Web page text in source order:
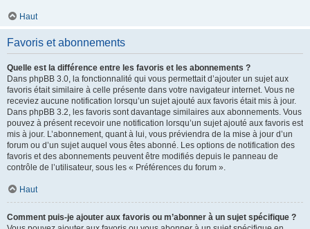
Haut
Favoris et abonnements
Quelle est la différence entre les favoris et les abonnements ?
Dans phpBB 3.0, la fonctionnalité qui vous permettait d’ajouter un sujet aux
favoris était similaire à celle présente dans votre navigateur internet. Vous ne
receviez aucune notification lorsqu’un sujet ajouté aux favoris était mis à jour.
Dans phpBB 3.2, les favoris sont davantage similaires aux abonnements. Vous
pouvez à présent recevoir une notification lorsqu’un sujet ajouté aux favoris est
mis à jour. L’abonnement, quant à lui, vous préviendra de la mise à jour d’un
forum ou d’un sujet auquel vous êtes abonné. Les options de notification des
favoris et des abonnements peuvent être modifiés depuis le panneau de
contrôle de l’utilisateur, sous les « Préférences du forum ».
Haut
Comment puis-je ajouter aux favoris ou m’abonner à un sujet spécifique ?